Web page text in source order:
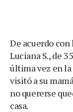
De acuerdo
Luciana S., de
última vez en
visitó a su
no quererse
casa.